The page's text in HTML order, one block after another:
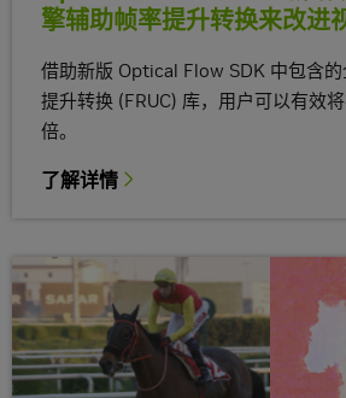
擎辅助帧率提升转换来改进
借助新版 Optical Flow SDK 中包含
提升转换 (FRUC) 库，用户可以有效
倍。
了解详情